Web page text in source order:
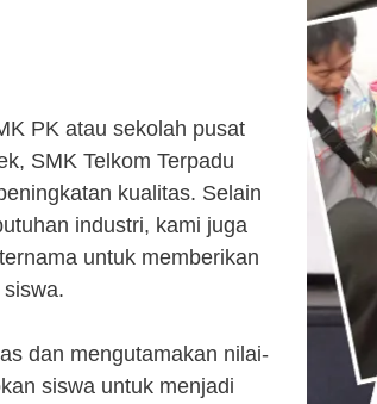
PK atau sekolah pusat
SMK Telkom Terpadu
kualitas. Selain
industri, kami juga
untuk memberikan
dan mengutamakan nilai-
siswa untuk menjadi